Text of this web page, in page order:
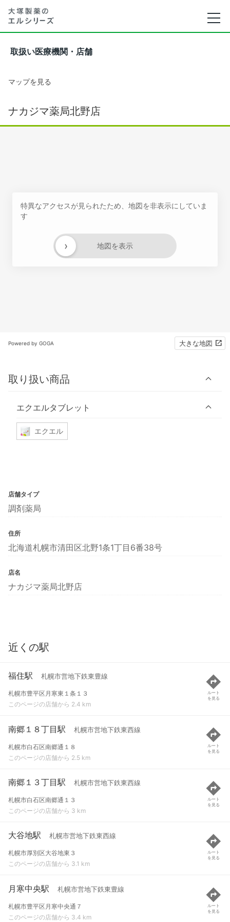
取扱い医療機関・店舗
マップを見る
ナカジマ薬局北野店
特異なアクセスが見られたため、地図を非表示にしていま
す
地図を表示
›
Powered by GOGA 大きな地図
取り扱い商品
エクエルタブレット
エクエル
店舗タイプ
調剤薬局
住所
北海道札幌市清田区北野1条1丁目6番38号
店名
ナカジマ薬局北野店
近くの駅
福住駅 札幌市営地下鉄東豊線
札幌市豊平区月寒東１条１３
このページの店舗から 2.4 km
ルート
を見る
南郷１８丁目駅 札幌市営地下鉄東西線
札幌市白石区南郷通１８
このページの店舗から 2.5 km
ルート
を見る
南郷１３丁目駅 札幌市営地下鉄東西線
札幌市白石区南郷通１３
このページの店舗から 3 km
ルート
を見る
大谷地駅 札幌市営地下鉄東西線
札幌市厚別区大谷地東３
このページの店舗から 3.1 km
ルート
を見る
月寒中央駅 札幌市営地下鉄東豊線
札幌市豊平区月寒中央通７
このページの店舗から 3.4 km
ルート
を見る